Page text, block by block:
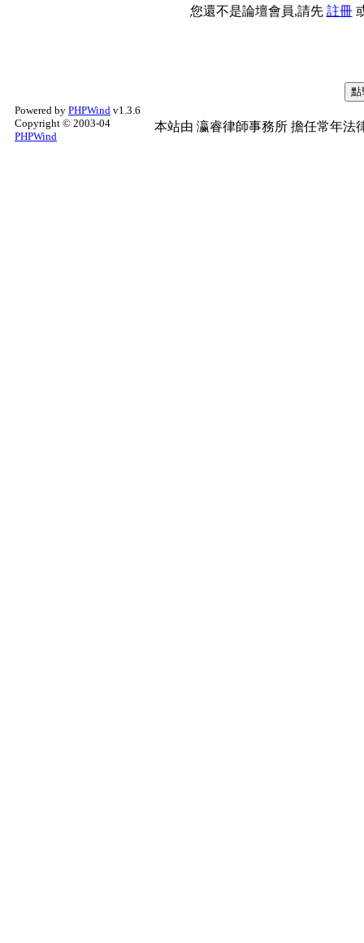
您還不是論壇會員,請先 註冊
Powered by PHPWind v1.3.6
Copyright © 2003-04
PHPWind
本站由 瀛睿律師事務所 擔任常年法